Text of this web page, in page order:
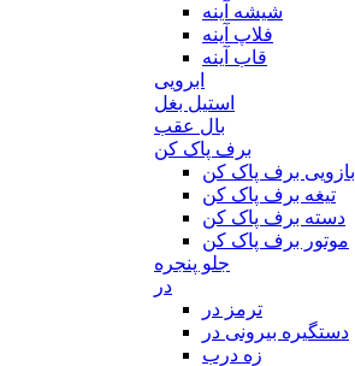
شیشه آینه
فلاپ آینه
قاب آینه
ابرویی
استیل بغل
بال عقب
برف پاک کن
بازویی برف پاک کن
تیغه برف پاک کن
دسته برف پاک کن
موتور برف پاک کن
جلو پنجره
در
ترمز در
دستگیره بیرونی در
زه درب